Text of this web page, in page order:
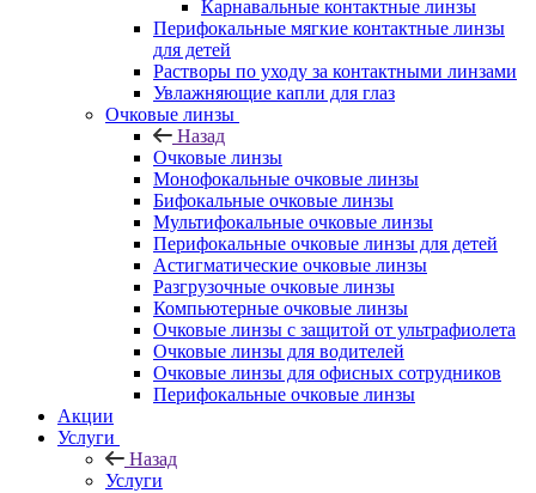
Карнавальные контактные линзы
Перифокальные мягкие контактные линзы
для детей
Растворы по уходу за контактными линзами
Увлажняющие капли для глаз
Очковые линзы
Назад
Очковые линзы
Монофокальные очковые линзы
Бифокальные очковые линзы
Мультифокальные очковые линзы
Перифокальные очковые линзы для детей
Астигматические очковые линзы
Разгрузочные очковые линзы
Компьютерные очковые линзы
Очковые линзы с защитой от ультрафиолета
Очковые линзы для водителей
Очковые линзы для офисных сотрудников
Перифокальные очковые линзы
Акции
Услуги
Назад
Услуги